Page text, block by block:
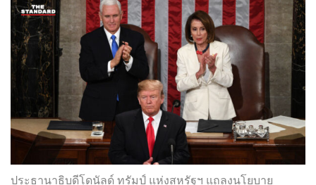
ประธานาธิบดีโดนัลด์ ทรัมป์ แห่งสหรัฐฯ แถลงนโยบาย